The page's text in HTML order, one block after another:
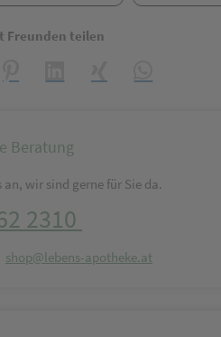
Freunden teilen
Beratung
an, wir sind gerne für Sie da.
2310
shop@lebens-apotheke.at